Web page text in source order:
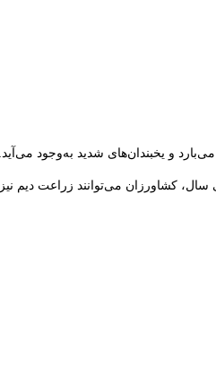
و یخبندان‌های شدید به‌وجود
بارش کافی در طی سال، کشاورزان می‌توانند